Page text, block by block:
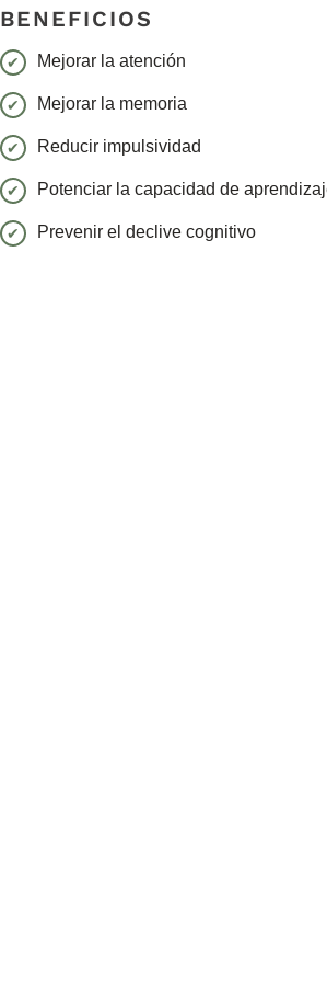
BENEFICIOS
Mejorar la atención
Mejorar la memoria
Reducir impulsividad
Potenciar la capacidad de
Prevenir el declive cognitivo